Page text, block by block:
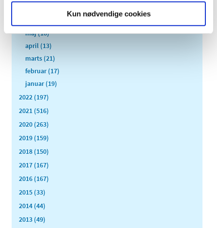
Kun nødvendige cookies
maj (18)
april (13)
marts (21)
februar (17)
januar (19)
2022 (197)
2021 (516)
2020 (263)
2019 (159)
2018 (150)
2017 (167)
2016 (167)
2015 (33)
2014 (44)
2013 (49)